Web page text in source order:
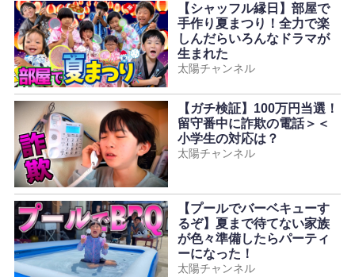
【シャッフル縁日】部屋で
手作り夏まつり！全力で楽
しんだらいろんなドラマが
生まれた
太陽チャンネル
【ガチ検証】100万円当選！
留守番中に詐欺の電話＞＜
小学生の対応は？
太陽チャンネル
【プールでバーベキューす
るぞ】夏まで待てない家族
が色々準備したらパーティ
ーになった！
太陽チャンネル